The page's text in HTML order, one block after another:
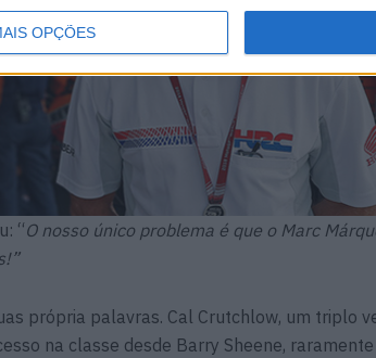
OPÇÕES
“O nosso único problema é que o Marc
própria palavras. Cal Crutchlow, um triplo
na classe desde Barry Sheene,